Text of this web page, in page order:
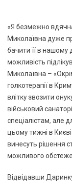
«Я безмежно
Миколаївна дуже
бачити її в нашому
можливість
Миколаївна –
голкотерапії в
влітку звозити
військовий
спеціалістам, але
цьому тижні в Києві
винесуть рішення
можливого
Відвідавши